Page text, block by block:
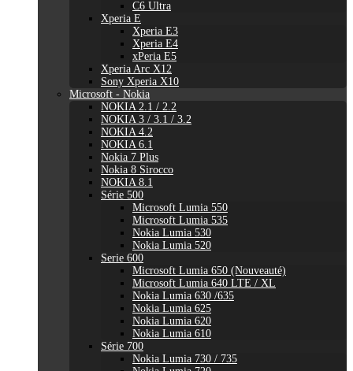
C6 Ultra
Xperia E
Xperia E3
Xperia E4
xPeria E5
Xperia Arc X12
Sony Xperia X10
Microsoft - Nokia
NOKIA 2.1 / 2.2
NOKIA 3 / 3.1 / 3.2
NOKIA 4.2
NOKIA 6.1
Nokia 7 Plus
Nokia 8 Sirocco
NOKIA 8.1
Série 500
Microsoft Lumia 550
Microsoft Lumia 535
Nokia Lumia 530
Nokia Lumia 520
Serie 600
Microsoft Lumia 650 (Nouveauté)
Microsoft Lumia 640 LTE / XL
Nokia Lumia 630 /635
Nokia Lumia 625
Nokia Lumia 620
Nokia Lumia 610
Série 700
Nokia Lumia 730 / 735